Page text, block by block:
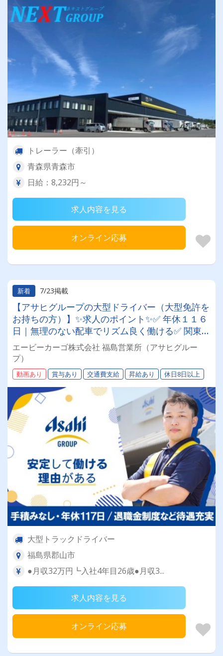
トレーラー（牽引）
青森県青森市
日給：8,232円～
求人内容を見る
オンライン応募
新着 7/23掲載
【アサヒグループの大型ドライバー（大型免許を
お持ちの方）】✨求人のポイント✨✅ 年休１１６
日｜無理のない配車でリズム良く働ける✅ 関東圏
が中心｜１日1～2件の工場・センター間輸送✅
作業負担軽減｜パレット中心だから運転に集中で
きる✅ 徹底した運管｜デジタコ×動態管理で安全
を第一に✅ 大手グループ｜福利厚生の充実、退職
金や賞与あり
エービーカーゴ株式会社 福島営業所（アサヒグルー
プ）
動画あり 賞与あり 交通費支給 昇給あり 休日8日以上
大型トラックドライバー
福島県郡山市
●月収32万円┗入社4年目26歳●月収3...
求人内容を見る
オンライン応募